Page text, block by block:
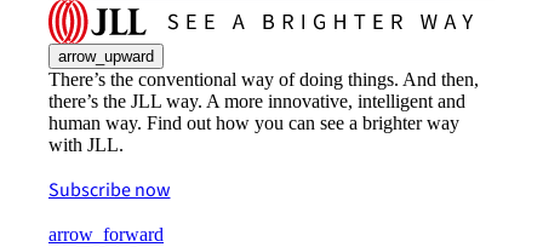
arrow_upward
There’s the conventional way of doing things. And then,
there’s the JLL way. A more innovative, intelligent and
human way. Find out how you can see a brighter way
with JLL.
Subscribe now
arrow_forward